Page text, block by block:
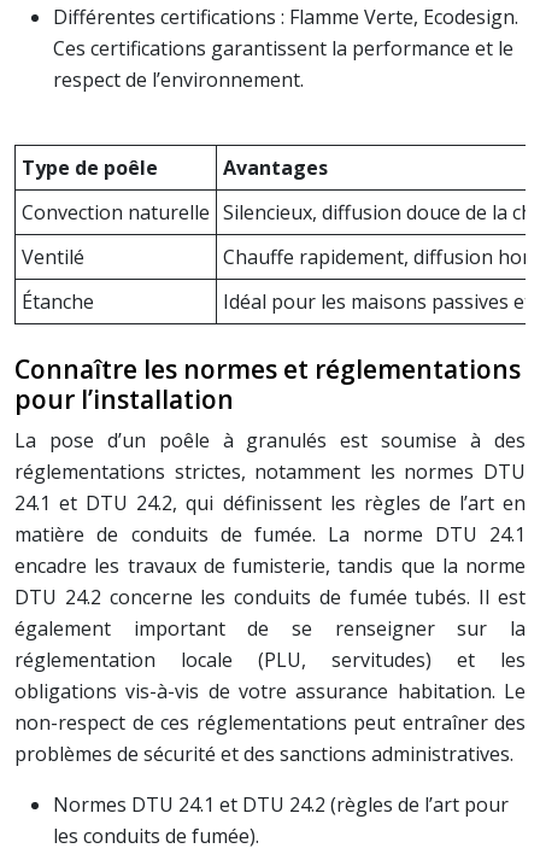
Différentes certifications : Flamme Verte, Ecodesign.
Ces certifications garantissent la performance et le
respect de l’environnement.
Type de poêle
Avantages
Convection naturelle Silencieux, diffusion douce de la
Ventilé
Chauffe rapidement, diffusion
Étanche
Idéal pour les maisons passives
Connaître les normes et réglementations
pour l’installation
La pose d’un poêle à granulés est soumise à des
réglementations strictes, notamment les normes DTU
24.1 et DTU 24.2, qui définissent les règles de l’art en
matière de conduits de fumée. La norme DTU 24.1
encadre les travaux de fumisterie, tandis que la norme
DTU 24.2 concerne les conduits de fumée tubés. Il est
également important de se renseigner sur la
réglementation locale (PLU, servitudes) et les
obligations vis-à-vis de votre assurance habitation. Le
non-respect de ces réglementations peut entraîner des
problèmes de sécurité et des sanctions administratives.
Normes DTU 24.1 et DTU 24.2 (règles de l’art pour
les conduits de fumée).